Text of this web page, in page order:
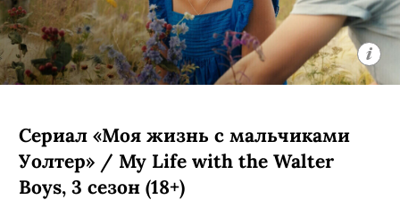
Сериал «Моя жизнь с мальчиками
Уолтер» / My Life with the Walter
Boys, 3 сезон (18+)